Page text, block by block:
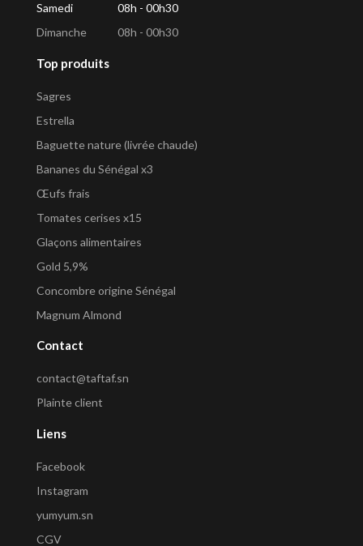
Samedi
08h - 00h30
Dimanche
08h - 00h30
Top produits
Sagres
Estrella
Baguette nature (livrée chaude)
Bananes du Sénégal x3
Œufs frais
Tomates cerises x15
Glaçons alimentaires
Gold 5,9%
Concombre origine Sénégal
Magnum Almond
Contact
contact@taftaf.sn
Plainte client
Liens
Facebook
Instagram
yumyum.sn
CGV